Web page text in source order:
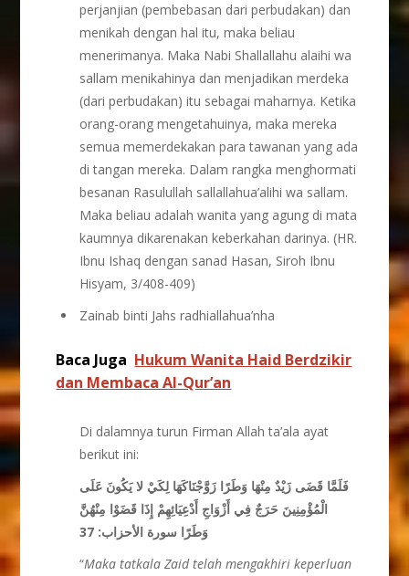
perjanjian (pembebasan dari perbudakan) dan
menikah dengan hal itu, maka beliau
menerimanya. Maka Nabi Shallallahu alaihi wa
sallam menikahinya dan menjadikan merdeka
(dari perbudakan) itu sebagai maharnya. Ketika
orang-orang mengetahuinya, maka mereka
semua memerdekakan para tawanan yang ada
di tangan mereka. Dalam rangka menghormati
besanan Rasulullah sallallahua’alihi wa sallam.
Maka beliau adalah wanita yang agung di mata
kaumnya dikarenakan keberkahan darinya. (HR.
Ibnu Ishaq dengan sanad Hasan, Siroh Ibnu
Hisyam, 3/408-409)
Zainab binti Jahs radhiallahua’nha
Baca Juga Hukum Wanita Haid Berdzikir
dan Membaca Al-Qur’an
Di dalamnya turun Firman Allah ta’ala ayat
berikut ini:
فَلَمَّا قَضَى زَيْدٌ مِنْهَا وَطَرًا زَوَّجْنَاكَهَا لِكَيْ لا يَكُونَ عَلَى
الْمُؤْمِنِينَ حَرَجٌ فِي أَزْوَاجِ أَدْعِيَائِهِمْ إِذَا قَضَوْا مِنْهُنَّ
وَطَرًا سورة الأحزاب: 37
“Maka tatkala Zaid telah mengakhiri keperluan